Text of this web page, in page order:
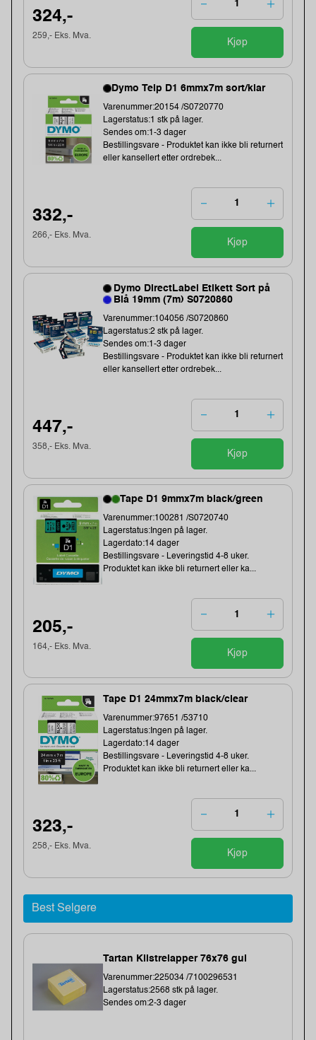
324,-
259,- Eks. Mva.
Kjøp
Dymo Teip D1 6mmx7m sort/klar
Varenummer:20154 /S0720770
Lagerstatus:1 stk på lager.
Sendes om:1-3 dager
Bestillingsvare - Produktet kan ikke bli returnert
eller kansellert etter ordrebek...
332,-
266,- Eks. Mva.
Kjøp
Dymo DirectLabel Etikett Sort på
Blå 19mm (7m) S0720860
Varenummer:104056 /S0720860
Lagerstatus:2 stk på lager.
Sendes om:1-3 dager
Bestillingsvare - Produktet kan ikke bli returnert
eller kansellert etter ordrebek...
447,-
358,- Eks. Mva.
Kjøp
Tape D1 9mmx7m black/green
Varenummer:100281 /S0720740
Lagerstatus:Ingen på lager.
Lagerdato:14 dager
Bestillingsvare - Leveringstid 4-8 uker.
Produktet kan ikke bli returnert eller ka...
205,-
164,- Eks. Mva.
Kjøp
Tape D1 24mmx7m black/clear
Varenummer:97651 /53710
Lagerstatus:Ingen på lager.
Lagerdato:14 dager
Bestillingsvare - Leveringstid 4-8 uker.
Produktet kan ikke bli returnert eller ka...
323,-
258,- Eks. Mva.
Kjøp
Best Selgere
Tartan Klistrelapper 76x76 gul
Varenummer:225034 /7100296531
Lagerstatus:2568 stk på lager.
Sendes om:2-3 dager